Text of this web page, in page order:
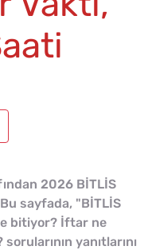
2026 BİTLİS
sayfada, "BİTLİS
bitiyor? İftar ne
yanıtlarını